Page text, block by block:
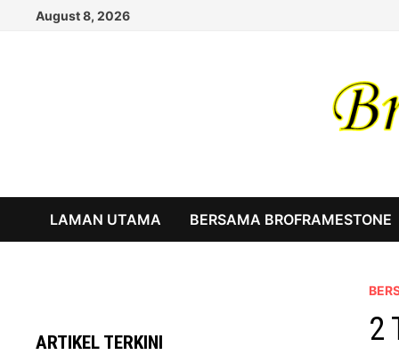
August 8, 2026
LAMAN UTAMA BERSAMA BROFRAMESTONE
2
ARTIKEL TERKINI